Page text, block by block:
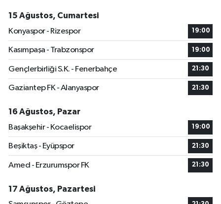
15 Ağustos, Cumartesi
Konyaspor - Rizespor
19:00
Kasımpaşa - Trabzonspor 19:00
Gençlerbirliği S.K. - Fenerbahçe 21:30
Gaziantep FK - Alanyaspor 21:30
16 Ağustos, Pazar
Başakşehir - Kocaelispor
19:00
Beşiktaş - Eyüpspor 21:30
Amed - Erzurumspor FK 21:30
17 Ağustos, Pazartesi